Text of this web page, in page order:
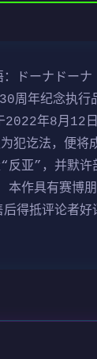
ドーナドー
周年纪念执
年8月12
犯讫法，便
反亚”，并默
作具有赛博
得抵评论者